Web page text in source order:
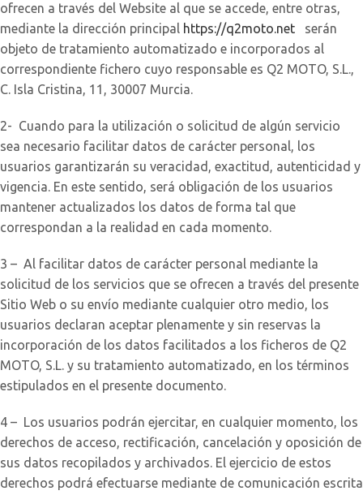
ofrecen a través del Website al que se accede, entre otras,
mediante la dirección principal https://q2moto.net serán
objeto de tratamiento automatizado e incorporados al
correspondiente fichero cuyo responsable es Q2 MOTO, S.L.,
C. Isla Cristina, 11, 30007 Murcia.
2- Cuando para la utilización o solicitud de algún servicio
sea necesario facilitar datos de carácter personal, los
usuarios garantizarán su veracidad, exactitud, autenticidad y
vigencia. En este sentido, será obligación de los usuarios
mantener actualizados los datos de forma tal que
correspondan a la realidad en cada momento.
3 – Al facilitar datos de carácter personal mediante la
solicitud de los servicios que se ofrecen a través del presente
Sitio Web o su envío mediante cualquier otro medio, los
usuarios declaran aceptar plenamente y sin reservas la
incorporación de los datos facilitados a los ficheros de Q2
MOTO, S.L. y su tratamiento automatizado, en los términos
estipulados en el presente documento.
4 – Los usuarios podrán ejercitar, en cualquier momento, los
derechos de acceso, rectificación, cancelación y oposición de
sus datos recopilados y archivados. El ejercicio de estos
derechos podrá efectuarse mediante de comunicación escrita